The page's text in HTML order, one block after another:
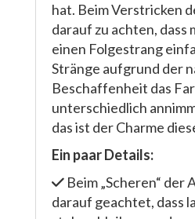
hat. Beim Verstricken
darauf zu achten, dass
einen Folgestrang
Stränge aufgrund der
Beschaffenheit das
unterschiedlich
das ist der Charme
Ein paar Details:
Beim „Scheren“ der
darauf geachtet, dass